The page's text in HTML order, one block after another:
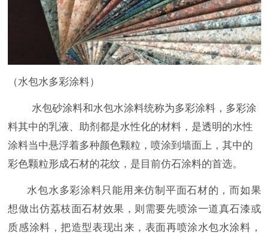
（水包水多彩涂料）
水包砂涂料和水包水涂料统称为多彩涂料，多彩涂
料其中的乳液、助剂都是水性化的材料，是透明的水性
涂料当中悬浮着多种颜色颗粒，喷涂到墙面上，其中的
彩色颗粒形成石材的花纹，是目前仿石涂料的首选。
水包水多彩涂料只能用来仿制平面石材的，而如果
想做出仿荔枝面石材效果，则需要先喷涂一道真石漆或
质感涂料，把造型表现出来，表面再喷涂水包水涂料，